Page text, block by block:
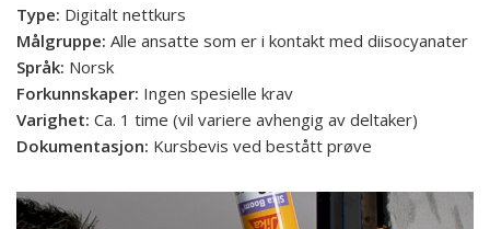
Type: Digitalt nettkurs
Målgruppe: Alle ansatte som er i kontakt med diisocyanater
Språk: Norsk
Forkunnskaper: Ingen spesielle krav
Varighet: Ca. 1 time (vil variere avhengig av deltaker)
Dokumentasjon: Kursbevis ved bestått prøve